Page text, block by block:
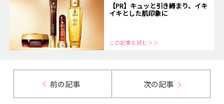
【PR】キュッと引き締まり、イキ
イキとした肌印象に
この記事も読む＞＞
前の記事 次の記事